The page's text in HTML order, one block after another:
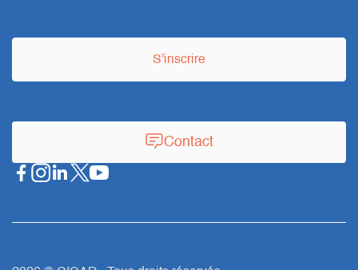
e
i
S'inscrire
Contact